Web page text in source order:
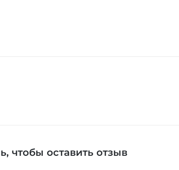
, чтобы оставить отзыв